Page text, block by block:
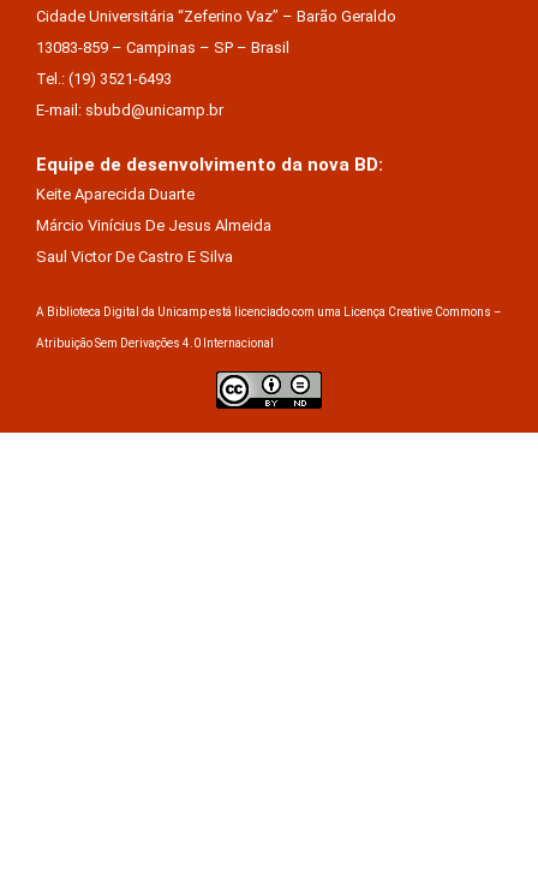
Cidade Universitária “Zeferino Vaz” – Barão Geraldo
13083-859 – Campinas – SP – Brasil
Tel.: (19) 3521-6493
E-mail: sbubd@unicamp.br
Equipe de desenvolvimento da nova BD:
Keite Aparecida Duarte
Márcio Vinícius De Jesus Almeida
Saul Victor De Castro E Silva
A Biblioteca Digital da Unicamp está licenciado com uma Licença Creative Commons –
Atribuição Sem Derivações 4.0 Internacional